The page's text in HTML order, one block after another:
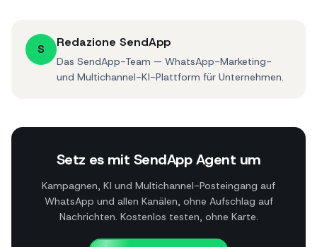
S Redazione SendApp
Das SendApp-Team — WhatsApp-Marketing-
und Multichannel-KI-Plattform für Unternehmen.
Setz es mit SendApp Agent um
Kampagnen, KI und Multichannel-Posteingang auf
WhatsApp und allen Kanälen, ohne Aufschlag auf
Nachrichten. Kostenlos testen, ohne Karte.